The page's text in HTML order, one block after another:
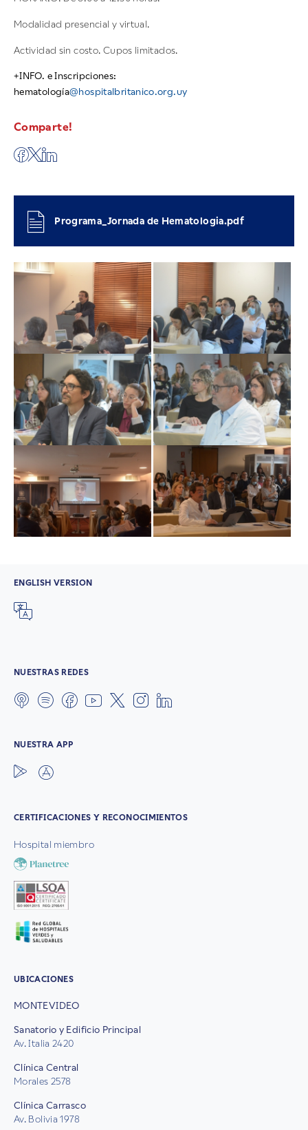
Modalidad presencial y virtual.
Actividad sin costo. Cupos limitados.
+INFO. e Inscripciones:
hematología@hospitalbritanico.org.uy
Comparte!
Programa_Jornada de Hematologia.pdf
ENGLISH VERSION
NUESTRAS REDES
NUESTRA APP
CERTIFICACIONES Y RECONOCIMIENTOS
Hospital miembro
UBICACIONES
MONTEVIDEO
Sanatorio y Edificio Principal
Av. Italia 2420
Clínica Central
Morales 2578
Clínica Carrasco
Av. Bolivia 1978